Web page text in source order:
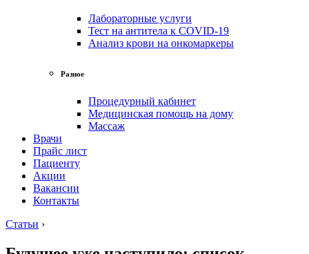
Лабораторные услуги
Тест на антитела к COVID-19
Анализ крови на онкомаркеры
Разное
Процедурный кабинет
Медицинская помощь на дому
Массаж
Врачи
Прайс лист
Пациенту
Акции
Вакансии
Контакты
Статьи ›